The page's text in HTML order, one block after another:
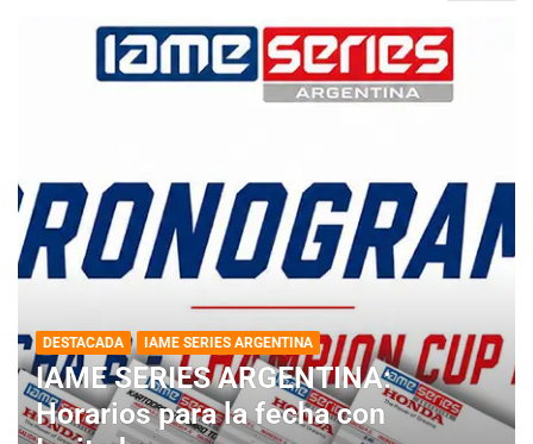
DESTACADA IAME SERIES ARGENTINA
IAME SERIES ARGENTINA:
Horarios para la fecha con